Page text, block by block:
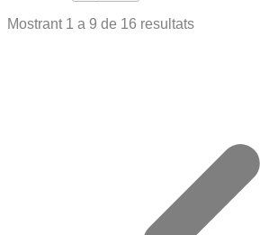
Mostrant 1 a 9 de 16 resultats